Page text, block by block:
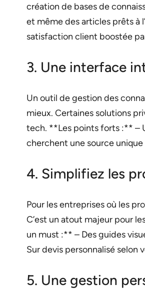
création de bases de
et même des articles prêts à
satisfaction client boostée
3. Une interface
Un outil de gestion des
mieux. Certaines solutions
tech. **Les points forts :** –
cherchent une source
4. Simplifiez les
Pour les entreprises où les
C’est un atout majeur pour
un must :** – Des guides
Sur devis personnalisé selon
5. Une gestion